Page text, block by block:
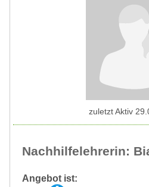
Nachhilfelehrerin:
Angebot ist:
zuletzt Aktiv